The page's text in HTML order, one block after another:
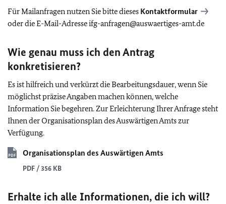
Für Mailanfragen nutzen Sie bitte dieses Kontaktformular
oder die E-Mail-Adresse ifg-anfragen@auswaertiges-amt.de
Wie genau muss ich den Antrag
konkretisieren?
Es ist hilfreich und verkürzt dieBearbeitungsdauer, wenn Sie
möglichst präzise Angaben machen können, welche
Information Sie begehren. Zur Erleichterung Ihrer Anfrage steht
Ihnen der Organisationsplan des Auswärtigen Amts zur
Verfügung.
Organisationsplan des Auswärtigen Amts
PDF / 356 KB
Erhalte ich alle Informationen, die ich will?